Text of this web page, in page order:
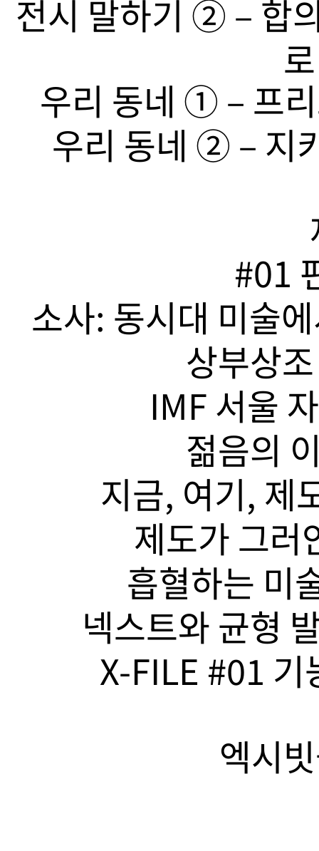
전시 말하기 ➁ – 합
우리 동네 ➀ – 프
우리 동네 ➁ – 지
#01
소사: 동시대 미술
상부상
IMF 서울
젊음의
지금, 여기, 제
제도가 그러
흡혈하는 미
넥스트와 균형
X-FILE #01 기
엑시